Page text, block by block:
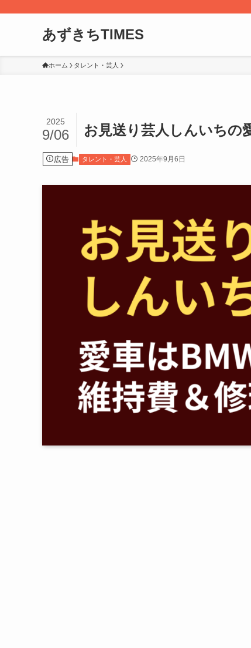
あずきちTIMES
ホーム タレント・芸人
お見送り芸人しんいちの
2025
9/06
広告 タレント・芸人 2025年9月6日